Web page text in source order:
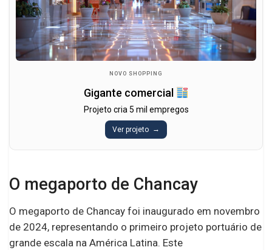
NOVO SHOPPING
Gigante comercial
Projeto cria 5 mil empregos
Ver projeto
O megaporto de Chancay
O megaporto de Chancay foi inaugurado em novembro
de 2024, representando o primeiro projeto portuário de
grande escala na América Latina. Este